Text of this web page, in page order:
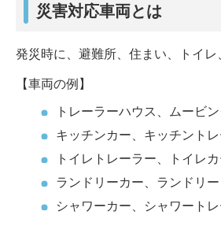
災害対応車両とは
発災時に、避難所、住まい、トイ
【車両の例】
トレーラーハウス、ムービ
キッチンカー、キッチント
トイレトレーラー、トイレ
ランドリーカー、ランドリ
シャワーカー、シャワート